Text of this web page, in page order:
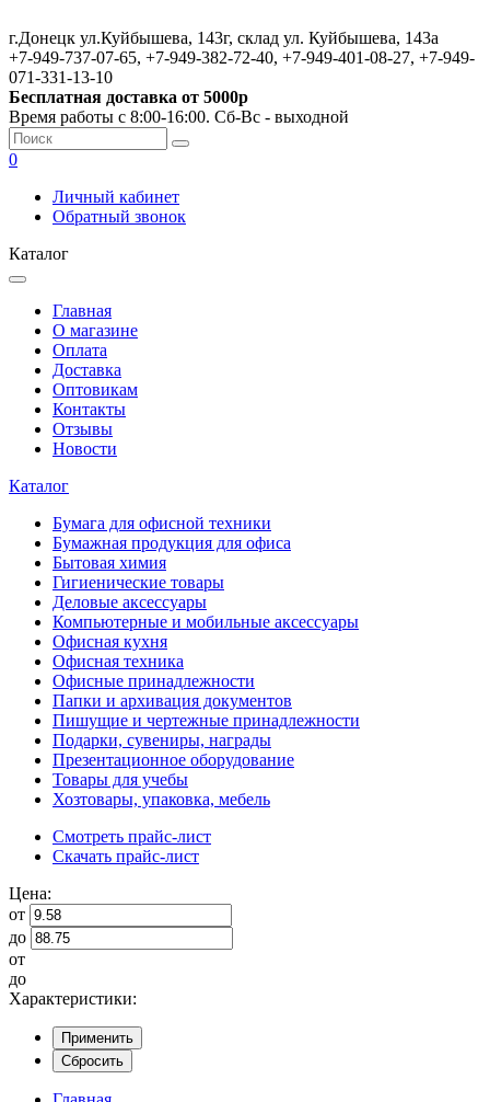
г.Донецк ул.Куйбышева, 143г, склад ул. Куйбышева, 143а
+7-949-737-07-65, +7-949-382-72-40, +7-949-401-08-27, +7-949-
071-331-13-10
Бесплатная доставка от 5000р
Время работы с 8:00-16:00. Сб-Вс - выходной
0
Личный кабинет
Обратный звонок
Каталог
Главная
О магазине
Оплата
Доставка
Оптовикам
Контакты
Отзывы
Новости
Каталог
Бумага для офисной техники
Бумажная продукция для офиса
Бытовая химия
Гигиенические товары
Деловые аксессуары
Компьютерные и мобильные аксессуары
Офисная кухня
Офисная техника
Офисные принадлежности
Папки и архивация документов
Пишущие и чертежные принадлежности
Подарки, сувениры, награды
Презентационное оборудование
Товары для учебы
Хозтовары, упаковка, мебель
Смотреть прайс-лист
Скачать прайс-лист
Цена:
от
до
от
до
Характеристики:
Применить
Сбросить